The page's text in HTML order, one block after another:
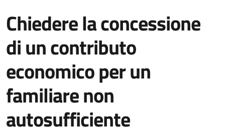
Chiedere la concessione
di un contributo
economico per un
familiare non
autosufficiente